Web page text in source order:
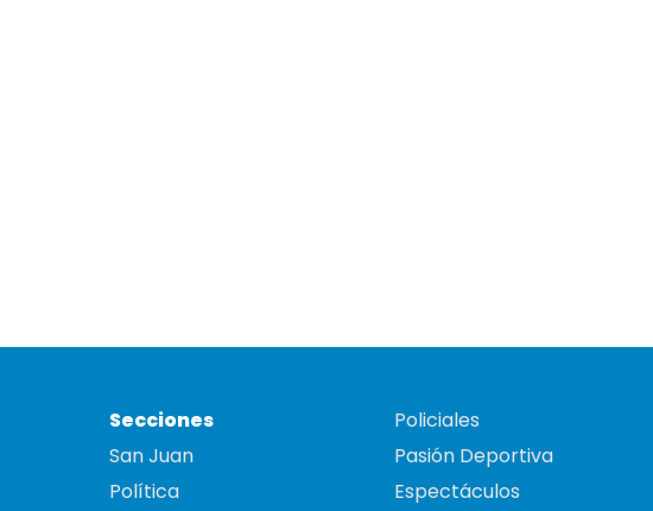
Secciones
San Juan
Política
Policiales
Pasión Deportiva
Espectáculos